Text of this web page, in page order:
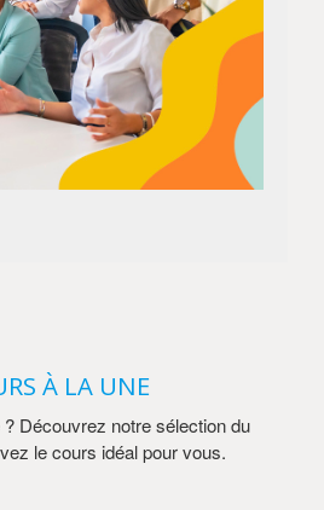
À LA UNE
Découvrez notre sélection du
le cours idéal pour vous.